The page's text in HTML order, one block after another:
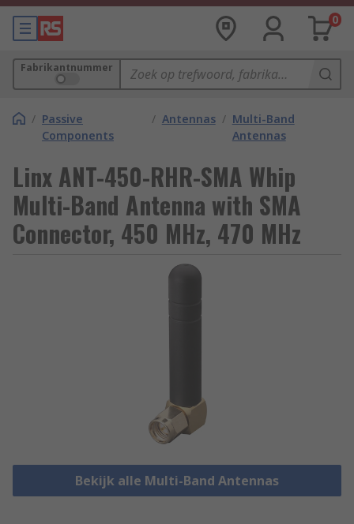
0
Fabrikantnummer
/ Passive
Components
/ Antennas / Multi-Band
Antennas
Linx ANT-450-RHR-SMA Whip
Multi-Band Antenna with SMA
Connector, 450 MHz, 470 MHz
Bekijk alle Multi-Band Antennas